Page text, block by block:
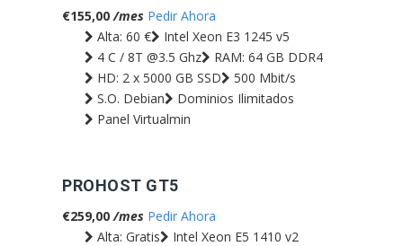
€155,00/mes Pedir Ahora
Alta: 60 €
Intel Xeon E3 1245 v5
4 C / 8T @3.5 Ghz
RAM: 64 GB DDR4
HD: 2 x 5000 GB SSD
500 Mbit/s
S.O. Debian
Dominios Ilimitados
Panel Virtualmin
PROHOST GT5
€259,00/mes Pedir Ahora
Alta: Gratis
Intel Xeon E5 1410 v2